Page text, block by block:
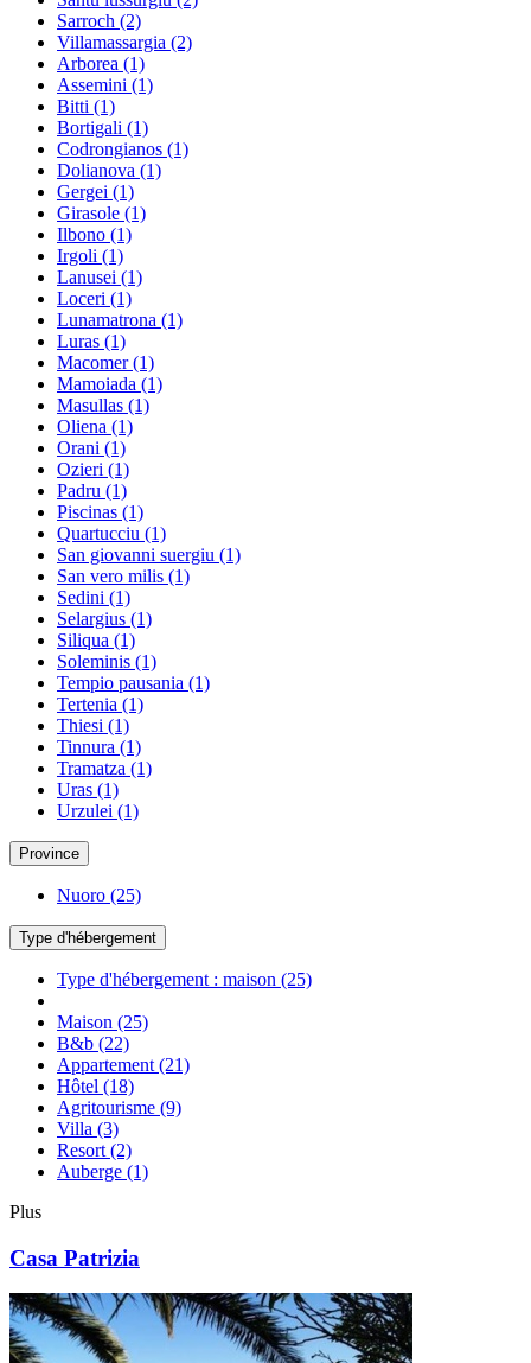
Sarroch (2)
Villamassargia (2)
Arborea (1)
Assemini (1)
Bitti (1)
Bortigali (1)
Codrongianos (1)
Dolianova (1)
Gergei (1)
Girasole (1)
Ilbono (1)
Irgoli (1)
Lanusei (1)
Loceri (1)
Lunamatrona (1)
Luras (1)
Macomer(1)
Mamoiada (1)
Masullas (1)
Oliena (1)
Orani (1)
Ozieri (1)
Padru (1)
Piscinas (1)
Quartucciu (1)
San giovanni suergiu (1)
San vero milis (1)
Sedini (1)
Selargius (1)
Siliqua (1)
Soleminis (1)
Tempio pausania (1)
Tertenia (1)
Thiesi (1)
Tinnura (1)
Tramatza (1)
Uras (1)
Urzulei (1)
Province
Nuoro (25)
Type d'hébergement
Type d'hébergement : maison (25)
Maison (25)
B&b (22)
Appartement (21)
Hôtel (18)
Agritourisme (9)
Villa (3)
Resort (2)
Auberge (1)
Plus
Casa Patrizia